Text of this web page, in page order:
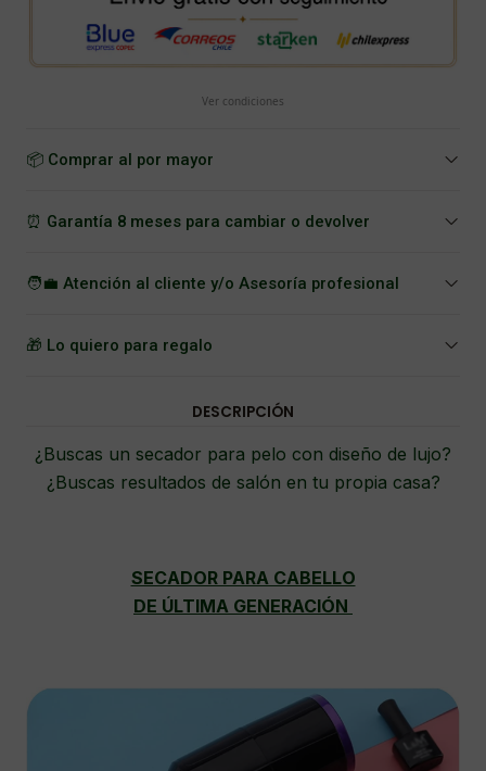
Ver condiciones
📦 Comprar al por mayor
⏰ Garantía 8 meses para cambiar o devolver
🧑‍💼 Atención al cliente y/o Asesoría profesional
🎁 Lo quiero para regalo
DESCRIPCIÓN
¿Buscas un secador para pelo con diseño de lujo?
¿Buscas resultados de salón en tu propia casa?
SECADOR PARA CABELLO
DE ÚLTIMA GENERACIÓN